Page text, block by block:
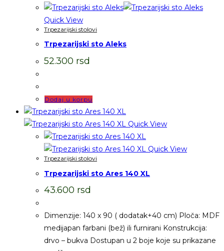
Quick View
Trpezarijski stolovi
Trpezarijski sto Aleks
52.300 rsd
Dodaj u korpu
Quick View
Quick View
Trpezarijski stolovi
Trpezarijski sto Ares 140 XL
43.600 rsd
Dimenzije: 140 x 90 ( dodatak+40 cm) Ploča: MDF
medijapan farbani (bež) ili furnirani Konstrukcija:
drvo – bukva Dostupan u 2 boje koje su prikazane